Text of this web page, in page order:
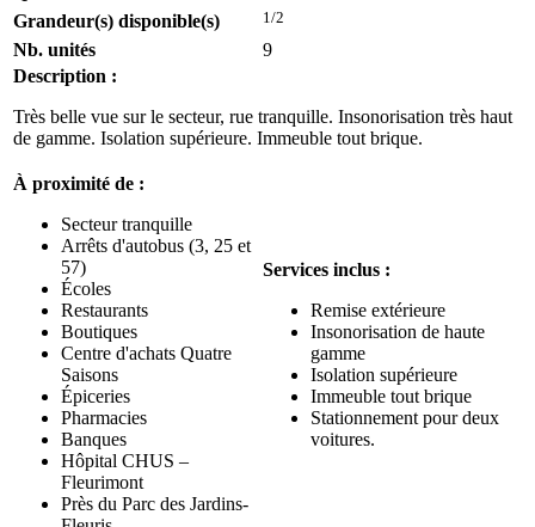
Grandeur(s) disponible(s)
1/2
Nb. unités
9
Description :
Très belle vue sur le secteur, rue tranquille. Insonorisation très haut
de gamme. Isolation supérieure. Immeuble tout brique.
À proximité de :
Secteur tranquille
Arrêts d'autobus (3, 25 et
57)
Écoles
Restaurants
Boutiques
Centre d'achats Quatre
Saisons
Épiceries
Pharmacies
Banques
Hôpital CHUS –
Fleurimont
Près du Parc des Jardins-
Services inclus :
Remise extérieure
Insonorisation de haute
gamme
Isolation supérieure
Immeuble tout brique
Stationnement pour deux
voitures.